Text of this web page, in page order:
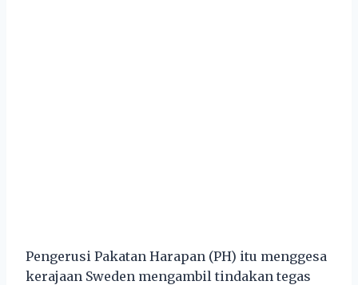
Pengerusi Pakatan Harapan (PH) itu menggesa
kerajaan Sweden mengambil tindakan tegas